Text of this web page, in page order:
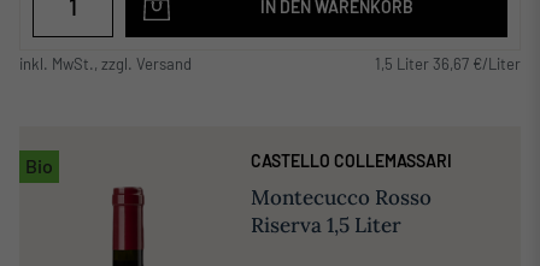
IN DEN WARENKORB
inkl. MwSt., zzgl. Versand 1,5 Liter 36,67 €/Liter
Bio CASTELLO COLLEMASSARI
Montecucco Rosso
Riserva 1,5 Liter